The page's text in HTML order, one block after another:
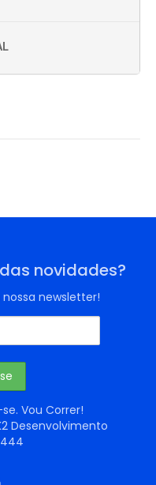
novidades?
newsletter!
Vou Correr!
Desenvolvimento